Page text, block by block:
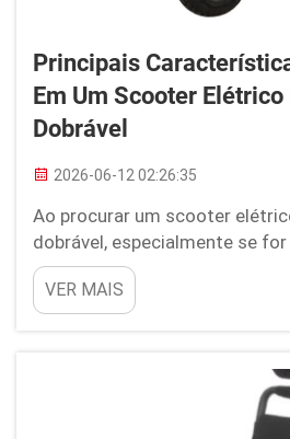
Principais
Em Um Scooter
Dobrável
2026-06-12 02:26:35
Ao procurar um scooter
dobrável, especialmente se
negócios, há alguns pontos-
prestar atenção. Considere a
ele é dobrado e desdobrado —
ou que exija esforço físico
VER MAIS